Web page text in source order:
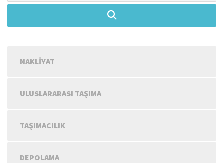
NAKLIYAT
ULUSLARARASI TAŞIMA
TAŞIMACILIK
DEPOLAMA